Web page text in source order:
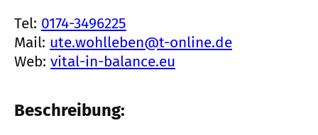
Tel: 0174-3496225
Mail: ute.wohlleben@t-online.de
Web: vital-in-balance.eu
Beschreibung: